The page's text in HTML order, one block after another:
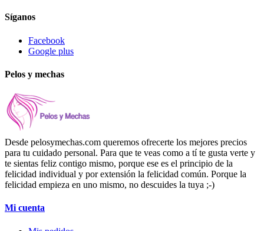
Síganos
Facebook
Google plus
Pelos y mechas
Desde pelosymechas.com queremos ofrecerte los mejores precios
para tu cuidado personal. Para que te veas como a tí te gusta verte y
te sientas feliz contigo mismo, porque ese es el principio de la
felicidad individual y por extensión la felicidad común. Porque la
felicidad empieza en uno mismo, no descuides la tuya ;-)
Mi cuenta